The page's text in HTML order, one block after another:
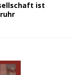
ist